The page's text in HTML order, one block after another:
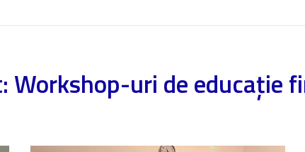
Workshop-uri de educație